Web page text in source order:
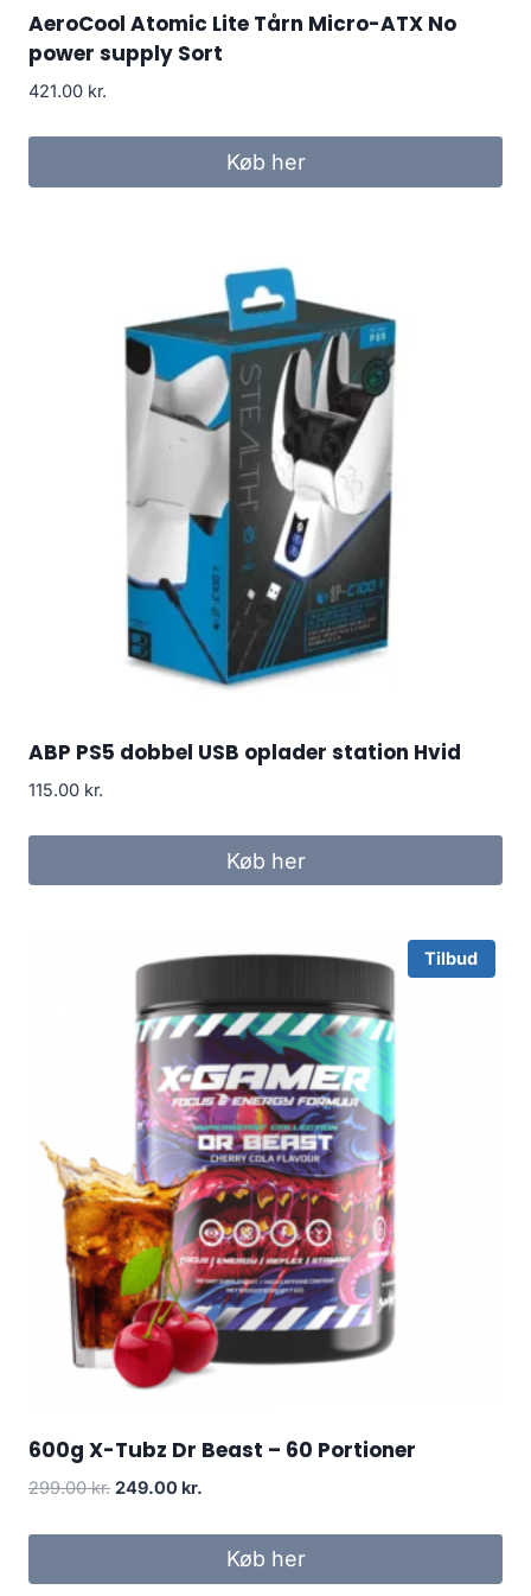
AeroCool Atomic Lite Tårn Micro-ATX No
power supply Sort
421.00 kr.
Køb her
ABP PS5 dobbel USB oplader station Hvid
115.00 kr.
Køb her
Tilbud
600g X-Tubz Dr Beast – 60 Portioner
299.00kr. Original
249.00 kr.
249.00 kr..
Køb her